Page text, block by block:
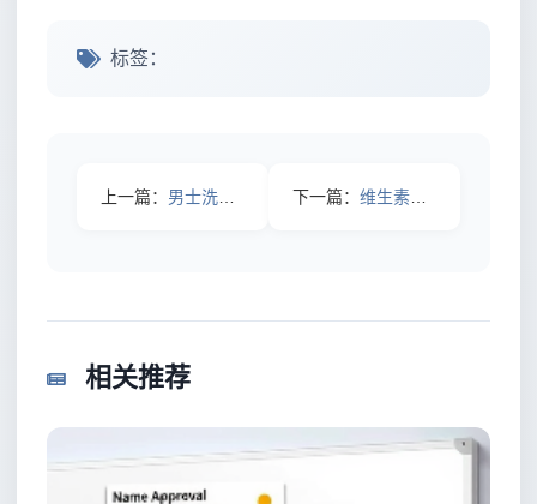
标签：
上一篇： 男士洗面乳该怎么用才对？ 下一篇： 维生素E能当眼膜用吗？
相关推荐